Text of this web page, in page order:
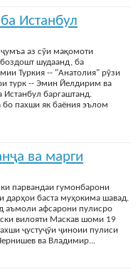
Истанбул
аз сӯи мақомоти
шудаанд, ба
Туркия -- "Анатолия" рӯзи
турк -- Эмин Йелдирим ва
Истанбул баргаштанд.
бо пахши як баёния эълом
ва марги
парвандаи гумонбарони
дарҳои баста муҳокима шавад.
аъмоли афсарони пулисро
вилояти Маскав шоми 19
ҷустуҷӯи ҷиноии пулиси
ва Владимир...